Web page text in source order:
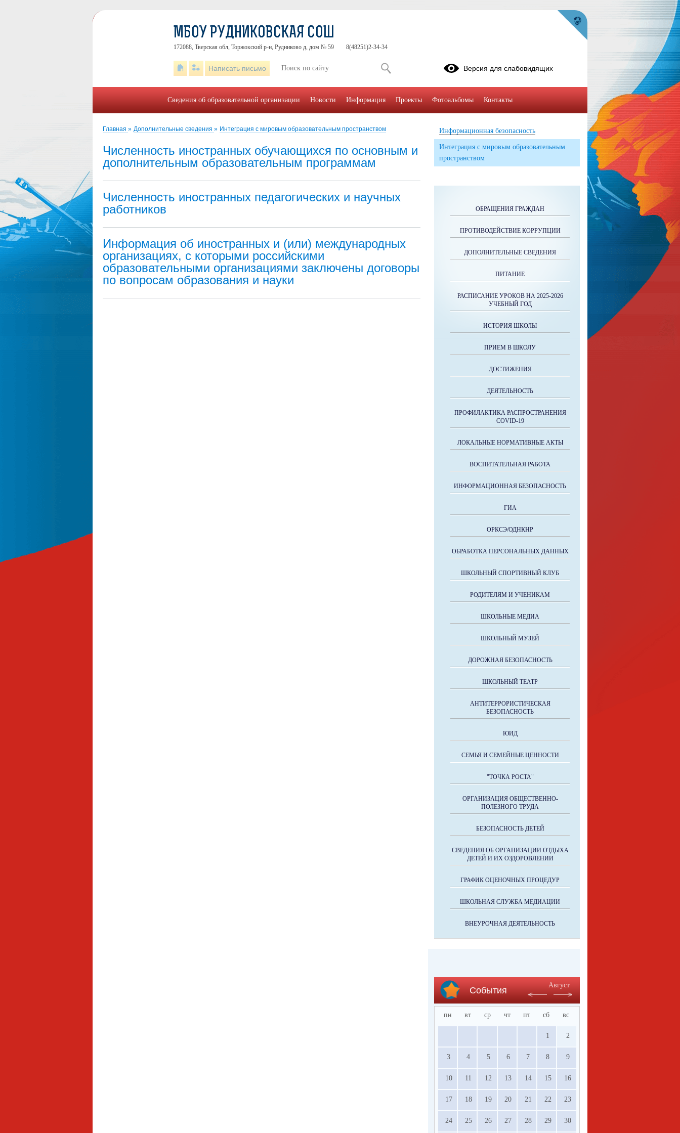
Главная » Дополнительные сведения » Интеграция с мировым образовательным пространством
Численность иностранных обучающихся по основным и
дополнительным образовательным программам
Численность иностранных педагогических и научных
работников
Информация об иностранных и (или) международных
организациях, с которыми российскими
образовательными организациями заключены договоры
по вопросам образования и науки
Информационная безопасность
Интеграция с мировым образовательным
пространством
ОБРАЩЕНИЯ ГРАЖДАН
ПРОТИВОДЕЙСТВИЕ КОРРУПЦИИ
ДОПОЛНИТЕЛЬНЫЕ СВЕДЕНИЯ
ПИТАНИЕ
РАСПИСАНИЕ УРОКОВ НА 2025-2026
УЧЕБНЫЙ ГОД
ИСТОРИЯ ШКОЛЫ
ПРИЕМ В ШКОЛУ
ДОСТИЖЕНИЯ
ДЕЯТЕЛЬНОСТЬ
ПРОФИЛАКТИКА РАСПРОСТРАНЕНИЯ
COVID-19
ЛОКАЛЬНЫЕ НОРМАТИВНЫЕ АКТЫ
ВОСПИТАТЕЛЬНАЯ РАБОТА
ИНФОРМАЦИОННАЯ БЕЗОПАСНОСТЬ
ГИА
ОРКСЭ/ОДНКНР
ОБРАБОТКА ПЕРСОНАЛЬНЫХ ДАННЫХ
ШКОЛЬНЫЙ СПОРТИВНЫЙ КЛУБ
РОДИТЕЛЯМ И УЧЕНИКАМ
ШКОЛЬНЫЕ МЕДИА
ШКОЛЬНЫЙ МУЗЕЙ
ДОРОЖНАЯ БЕЗОПАСНОСТЬ
ШКОЛЬНЫЙ ТЕАТР
АНТИТЕРРОРИСТИЧЕСКАЯ
БЕЗОПАСНОСТЬ
ЮИД
СЕМЬЯ И СЕМЕЙНЫЕ ЦЕННОСТИ
"ТОЧКА РОСТА"
ОРГАНИЗАЦИЯ ОБЩЕСТВЕННО-
ПОЛЕЗНОГО ТРУДА
БЕЗОПАСНОСТЬ ДЕТЕЙ
СВЕДЕНИЯ ОБ ОРГАНИЗАЦИИ ОТДЫХА
ДЕТЕЙ И ИХ ОЗДОРОВЛЕНИИ
ГРАФИК ОЦЕНОЧНЫХ ПРОЦЕДУР
ШКОЛЬНАЯ СЛУЖБА МЕДИАЦИИ
ВНЕУРОЧНАЯ ДЕЯТЕЛЬНОСТЬ
События
Август
пн вт ср чт пт сб вс
1 2
3 4 5 6 7 8 9
10 11 12 13 14 15 16
17 18 19 20 21 22 23
24 25 26 27 28 29 30
МБОУ РУДНИКОВСКАЯ СОШ
172088, Тверская обл, Торжокский р-н, Рудниково д, дом № 59 8(48251)2-34-34
Написать письмо Версия для слабовидящих
Сведения об образовательной организации Новости Информация Проекты Фотоальбомы Контакты